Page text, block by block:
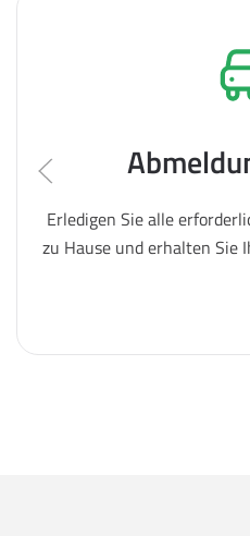
Erledigen Sie alle
zu Hause und erhalten Sie